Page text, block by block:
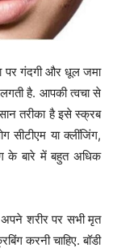
पर गंदगी और धूल जमा
है. आपकी त्वचा से
तरीका है इसे स्क्रब
या क्लींजिंग,
के बारे में बहुत अधिक
शरीर पर सभी मृत
करनी चाहिए. बॉडी